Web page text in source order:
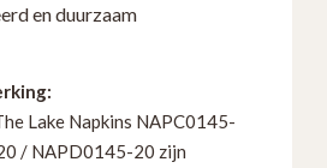
en duurzaam
Lake Napkins NAPC0145-
/ NAPD0145-20 zijn